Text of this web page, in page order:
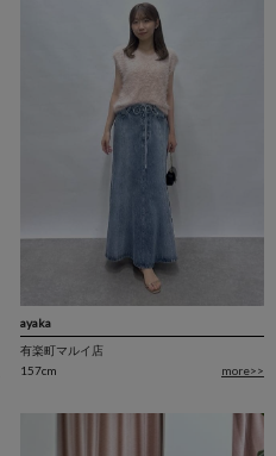
ayaka
有楽町マルイ店
157cm
more>>